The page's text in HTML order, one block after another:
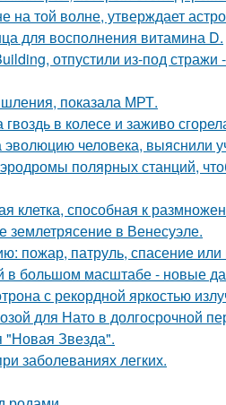
на той волне, утверждает
для восполнения витамина D.
отпустили из-под стражи
показала МРТ.
в колесе и заживо
человека, выяснили
полярных станций,
клетка, способная к
в Венесуэле.
пожар, патруль, спасение или
в большом масштабе - новые
с рекордной яркостью
для Нато в долгосрочной
"Новая Звезда".
заболеваниях легких.